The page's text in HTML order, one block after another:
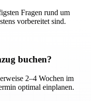
Fragen rund um
vorbereitet sind.
buchen?
2–4 Wochen im
optimal einplanen.